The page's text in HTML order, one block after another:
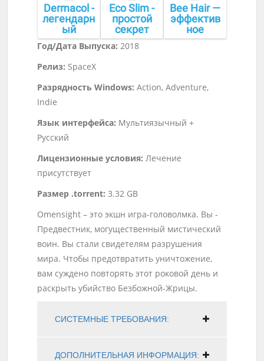
Dermacol -
легендарн
ый
тональны
й крем с
ультра-
маскирую
щим
эффектом
! Сегодня
Eco Slim -
простой
секрет
успешного
похудения
Bee Hair —
эффектив
ное
средство
капиксило
м! Сегодня
Год/Дата Выпуска: 2018
Релиз: SpaceX
Разрядность Windows: Action, Adventure,
Indie
Язык интерфейса: Мультиязычный +
Русский
Лицензионные условия: Лечение
присутствует
Размер .torrent: 3.32 GB
Omensight – это экшн игра-головолмка. Вы -
Предвестник, могущественный мистический
воин. Вы стали свидетелям разрушения
мира. Чтобы предотвратить уничтожение,
вам суждено повторять этот роковой день и
раскрыть убийство Безбожной-Жрицы.
СИСТЕМНЫЕ ТРЕБОВАНИЯ:
ДОПОЛНИТЕЛЬНАЯ ИНФОРМАЦИЯ: